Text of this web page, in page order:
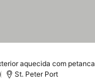
aquecida com petanca
St. Peter Port